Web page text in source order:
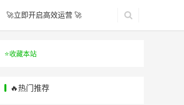
🚀立即开启高效运营 🚀
⭐️收藏本站
🔥热门推荐